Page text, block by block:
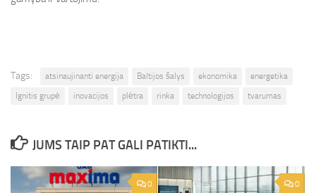
Tags: atsinaujinanti energija Baltijos šalys ekonomika
energetika
Ignitis grupė
inovacijos plėtra rinka technologijos tvarumas
JUMS TAIP PAT GALI PATIKTI...
0 0